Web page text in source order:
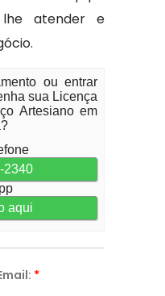
lhe atender e
ou entrar
sua Licença
Artesiano em
2340
aqui
*